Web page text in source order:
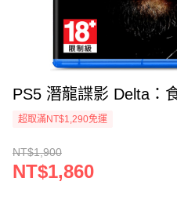
PS5 潛龍諜影 Delta：
超取滿NT$1,290免運
NT$1,900
NT$1,860